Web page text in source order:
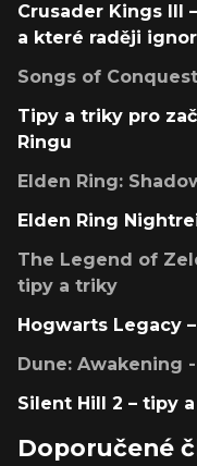
Crusader Kings III
a které raději
Songs of
Tipy a triky pro
Ringu
Elden Ring:
Elden Ring
The Legend of
tipy a triky
Hogwarts Legacy
Dune: Awakening
Silent Hill 2 – tipy
Doporučené